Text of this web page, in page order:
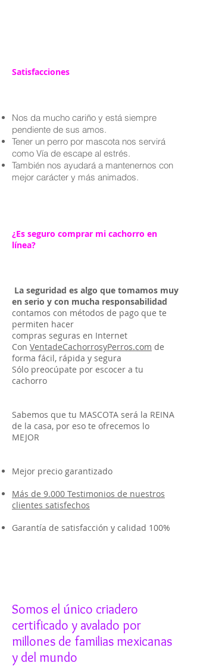
Satisfacciones
Nos da mucho cariño y está siempre
pendiente de sus amos.
Tener un perro por mascota nos servirá
como Vía de escape al estrés.
También nos ayudará a mantenernos con
mejor carácter y más animados.
¿Es seguro comprar mi cachorro en
línea?
La seguridad es algo que tomamos muy
en serio y con mucha responsabilidad
contamos con métodos de pago que te
permiten hacer
compras seguras en Internet
Con VentadeCachorrosyPerros.com de
forma fácil, rápida y segura
Sólo preocúpate por escocer a tu
cachorro
Sabemos que tu MASCOTA será la REINA
de la casa, por eso te ofrecemos lo
MEJOR
Mejor precio garantizado
Más de 9.000 Testimonios de nuestros
clientes satisfechos
Garantía de satisfacción y calidad 100%
Somos el único criadero
certificado y avalado por
millones de familias mexicanas
y del mundo